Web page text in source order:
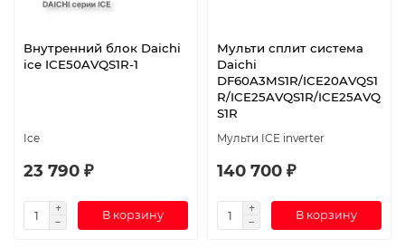
Внутренний блок Daichi
ice ICE50AVQS1R-1
Ice
23 790 ₽
В корзину
Мульти сплит система
Daichi
DF60A3MS1R/ICE20AVQS1
R/ICE25AVQS1R/ICE25AVQ
S1R
Мульти ICE inverter
140 700 ₽
В корзину